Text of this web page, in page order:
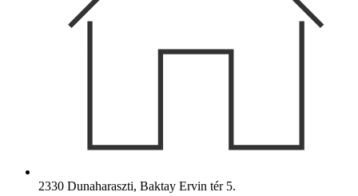
2330 Dunaharaszti, Baktay Ervin tér 5.